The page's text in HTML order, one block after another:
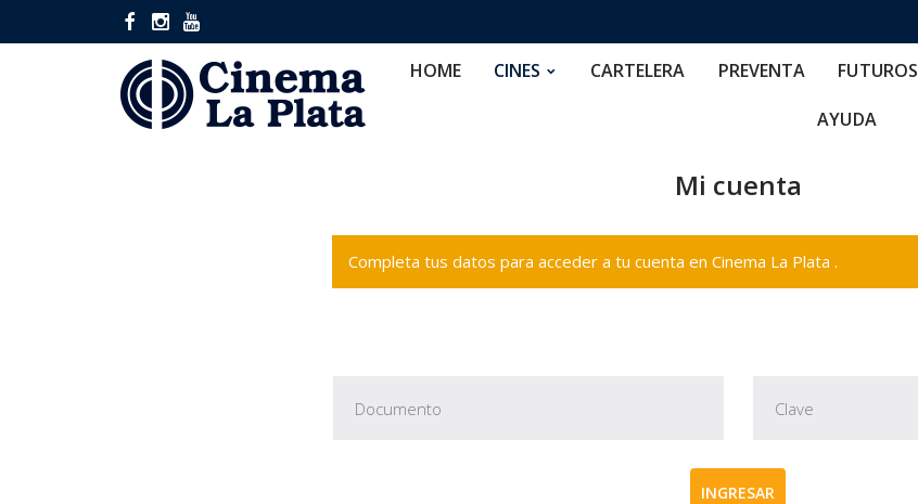
HOME CINES CARTELERA PREVENTA FUTUROS
AYUDA
Mi cuenta
Completa tus datos para acceder a tu cuenta en Cinema La Plata .
INGRESAR